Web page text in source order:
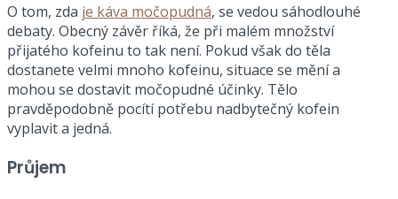
O tom, zda je káva močopudná, se vedou sáhodlouhé
debaty. Obecný závěr říká, že při malém množství
přijatého kofeinu to tak není. Pokud však do těla
dostanete velmi mnoho kofeinu, situace se mění a
mohou se dostavit močopudné účinky. Tělo
pravděpodobně pocítí potřebu nadbytečný kofein
vyplavit a jedná.
Průjem